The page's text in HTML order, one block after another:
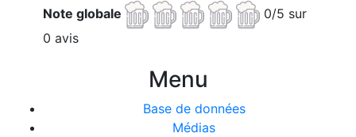
Note globale
0/5 sur
0 avis
Menu
Base de données
Médias